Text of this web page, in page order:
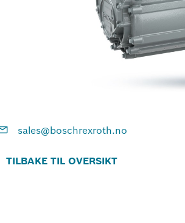
sales@boschrexroth.no
TILBAKE TIL OVERSIKT